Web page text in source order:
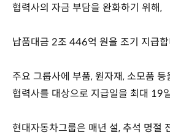
협력사의 자금 부담을 완화하기 위해,
납품대금 2조 446억 원을 조기 지급
주요 그룹사에 부품, 원자재, 소모품
협력사를 대상으로 지급일을 최대 19
현대자동차그룹은 매년 설, 추석 명절